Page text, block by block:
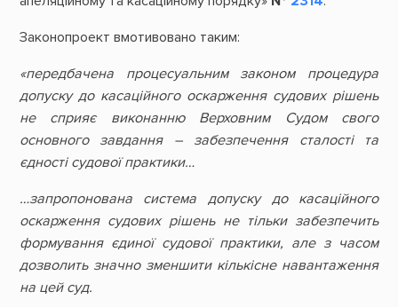
Законопроект вмотивовано таким:
«передбачена процесуальним законом процедура
допуску до касаційного оскарження судових рішень
не сприяє виконанню Верховним Судом свого
основного завдання – забезпечення сталості та
єдності судової практики…
…запропонована система допуску до касаційного
оскарження судових рішень не тільки забезпечить
формування єдиної судової практики, але з часом
дозволить значно зменшити кількісне навантаження
на цей суд.